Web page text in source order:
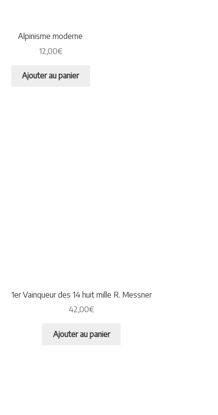
Alpinisme moderne
12,00€
Ajouter au panier
1er Vainqueur des 14 huit mille R. Messner
42,00€
Ajouter au panier